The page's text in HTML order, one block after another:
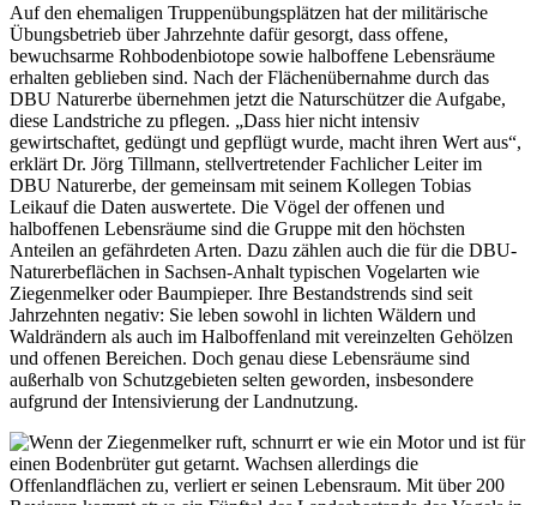
Auf den ehemaligen Truppenübungsplätzen hat der militärische
Übungsbetrieb über Jahrzehnte dafür gesorgt, dass offene,
bewuchsarme Rohbodenbiotope sowie halboffene Lebensräume
erhalten geblieben sind. Nach der Flächenübernahme durch das
DBU Naturerbe übernehmen jetzt die Naturschützer die Aufgabe,
diese Landstriche zu pflegen. „Dass hier nicht intensiv
gewirtschaftet, gedüngt und gepflügt wurde, macht ihren Wert aus“,
erklärt Dr. Jörg Tillmann, stellvertretender Fachlicher Leiter im
DBU Naturerbe, der gemeinsam mit seinem Kollegen Tobias
Leikauf die Daten auswertete. Die Vögel der offenen und
halboffenen Lebensräume sind die Gruppe mit den höchsten
Anteilen an gefährdeten Arten. Dazu zählen auch die für die DBU-
Naturerbeflächen in Sachsen-Anhalt typischen Vogelarten wie
Ziegenmelker oder Baumpieper. Ihre Bestandstrends sind seit
Jahrzehnten negativ: Sie leben sowohl in lichten Wäldern und
Waldrändern als auch im Halboffenland mit vereinzelten Gehölzen
und offenen Bereichen. Doch genau diese Lebensräume sind
außerhalb von Schutzgebieten selten geworden, insbesondere
aufgrund der Intensivierung der Landnutzung.